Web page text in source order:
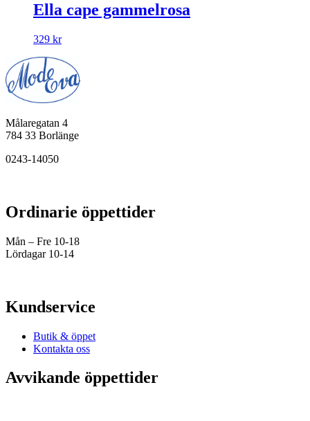
Ella cape gammelrosa
329 kr
Målaregatan 4
784 33 Borlänge
0243-14050
Ordinarie öppettider
Mån – Fre 10-18
Lördagar 10-14
Kundservice
Butik & öppet
Kontakta oss
Avvikande öppettider